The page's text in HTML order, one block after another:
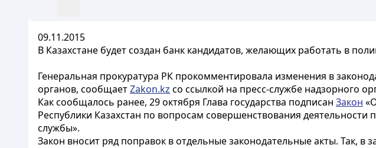
09.11.2015
В Казахстане будет создан банк кандидатов, желающих работать в
Генеральная прокуратура РК прокомментировала изменения в
органов, сообщаетZakon.kz со ссылкой на пресс-службе надзорного
Как сообщалось ранее, 29 октября Глава государства подписан Закон
Республики Казахстан по вопросам совершенствования
службы».
Закон вносит ряд поправок в отдельные законодательные акты. Так, в